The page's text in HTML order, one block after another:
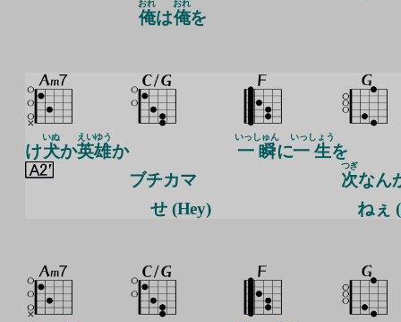
俺
おれ
は俺
おれ
を
け犬
いぬ
か英雄
えいゆう
か
ブチカマ
せ (Hey)
一瞬
いっしゅん
に一生
いっしょう
を
次
つぎ
なん
ねぇ